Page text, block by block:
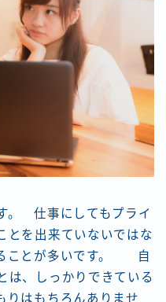
。 仕事にしてもプライ
とを出来ていないではな
ることが多いです。 自
は、しっかりできている
りはもちろんありませ